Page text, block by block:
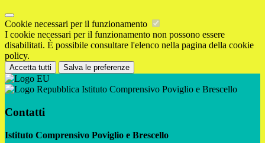
Cookie necessari per il funzionamento
I cookie necessari per il funzionamento non possono essere
disabilitati. È possibile consultare l'elenco nella pagina della cookie
policy.
Accetta tutti Salva le preferenze
Istituto Comprensivo Poviglio e Brescello
Contatti
Istituto Comprensivo Poviglio e Brescello